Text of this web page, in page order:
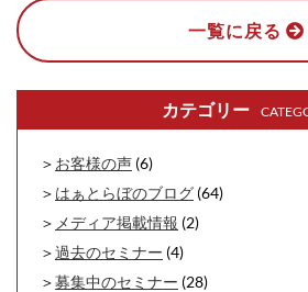
一覧に戻る
カテゴリー
お客様の声 (6)
はぁとらぼのブログ (64)
メディア掲載情報 (2)
過去のセミナー (4)
募集中のセミナー (28)